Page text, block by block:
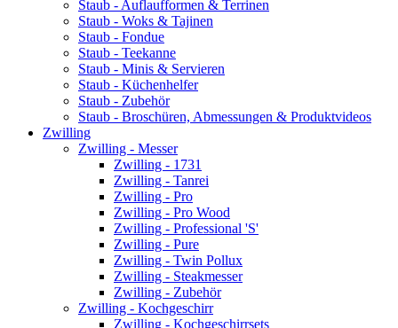
Staub - Auflaufformen & Terrinen
Staub - Woks & Tajinen
Staub - Fondue
Staub - Teekanne
Staub - Minis & Servieren
Staub - Küchenhelfer
Staub - Zubehör
Staub - Broschüren, Abmessungen & Produktvideos
Zwilling
Zwilling - Messer
Zwilling - 1731
Zwilling - Tanrei
Zwilling - Pro
Zwilling - Pro Wood
Zwilling - Professional 'S'
Zwilling - Pure
Zwilling - Twin Pollux
Zwilling - Steakmesser
Zwilling - Zubehör
Zwilling - Kochgeschirr
Zwilling - Kochgeschirrsets